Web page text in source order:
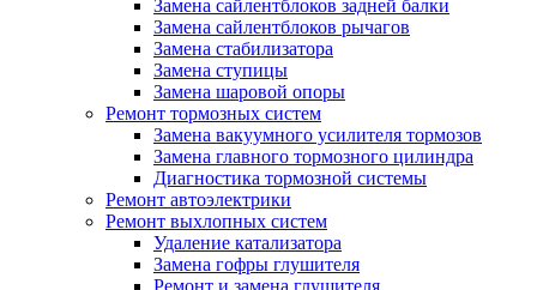
Замена сайлентблоков задней балки
Замена сайлентблоков рычагов
Замена стабилизатора
Замена ступицы
Замена шаровой опоры
Ремонт тормозных систем
Замена вакуумного усилителя тормозов
Замена главного тормозного цилиндра
Диагностика тормозной системы
Ремонт автоэлектрики
Ремонт выхлопных систем
Удаление катализатора
Замена гофры глушителя
Ремонт и замена глушителя